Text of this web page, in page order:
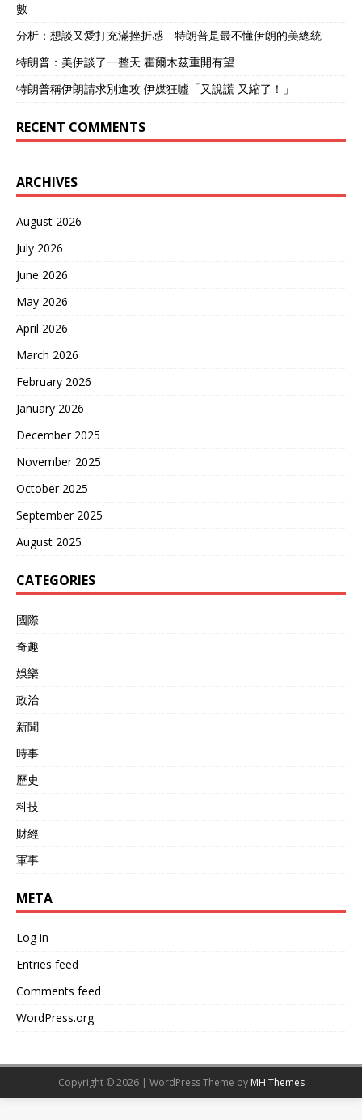
數
分析：想談又愛打充滿挫折感 特朗普是最不懂伊朗的美總統
特朗普：美伊談了一整天 霍爾木茲重開有望
特朗普稱伊朗請求別進攻 伊媒狂噓「又說謊 又縮了！」
RECENT COMMENTS
ARCHIVES
August 2026
July 2026
June 2026
May 2026
April 2026
March 2026
February 2026
January 2026
December 2025
November 2025
October 2025
September 2025
August 2025
CATEGORIES
國際
奇趣
娛樂
政治
新聞
時事
歷史
科技
財經
軍事
META
Log in
Entries feed
Comments feed
WordPress.org
Copyright © 2026 | WordPress Theme by MH Themes